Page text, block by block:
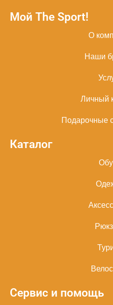
Мой The Sport!
О
Наши
Личный
Подарочные
Каталог
Сервис и помощь